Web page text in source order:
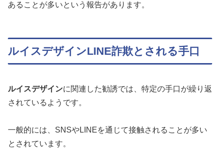
あることが多いという報告があります。
ルイスデザインLINE詐欺とされる手口
ルイスデザインに関連した勧誘では、特定の手口が繰り返
されているようです。
一般的には、SNSやLINEを通じて接触されることが多い
とされています。